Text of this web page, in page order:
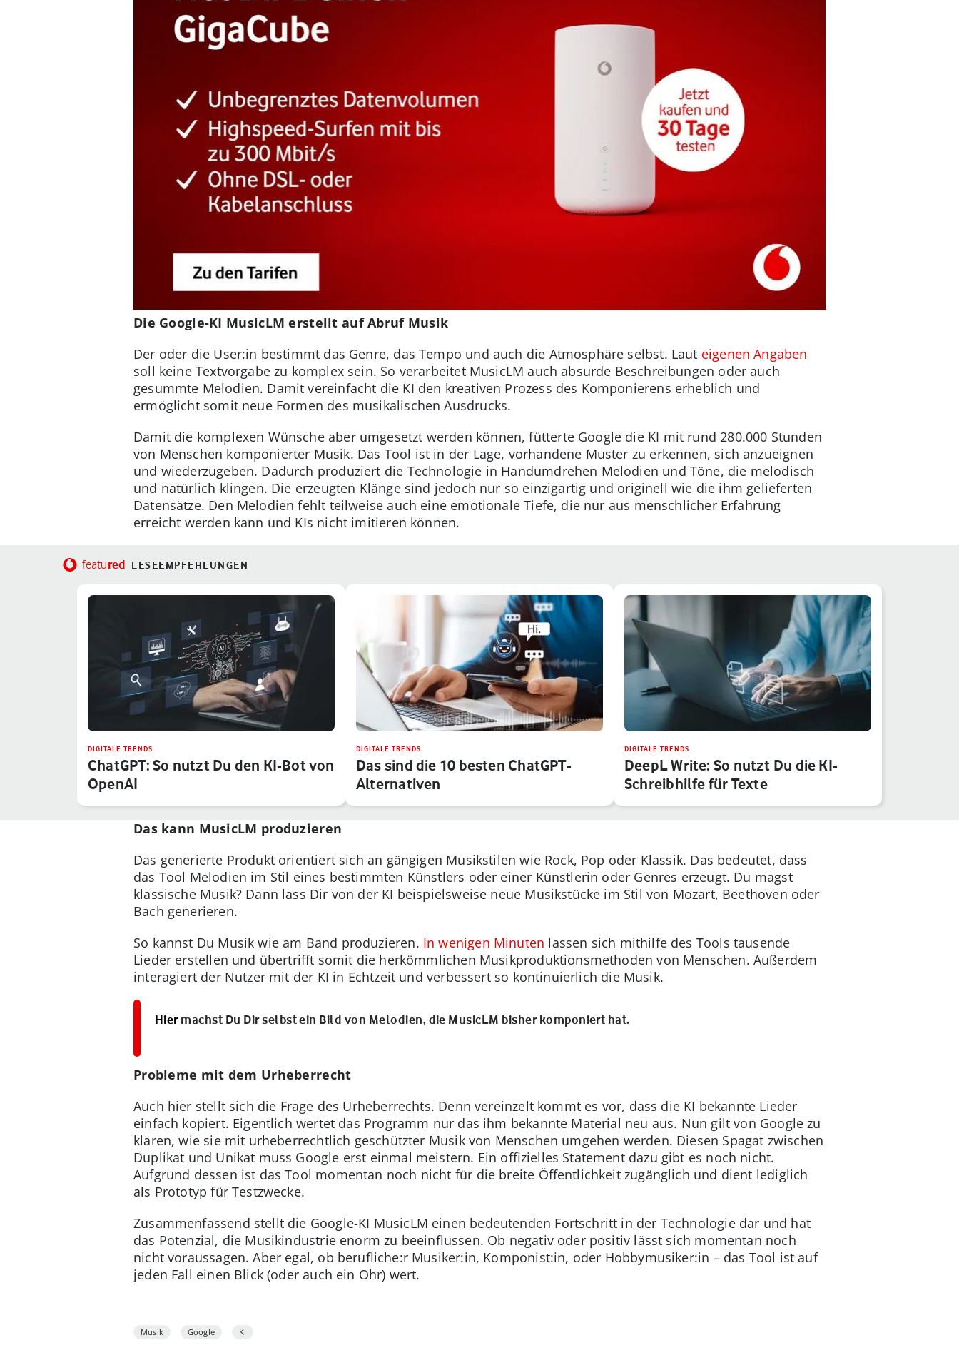
Die Google-KI MusicLM erstellt auf Abruf Musik
Der oder die User:in bestimmt das Genre, das Tempo und auch die Atmosphäre selbst. Laut eigenen Angaben
soll keine Textvorgabe zu komplex sein. So verarbeitet MusicLM auch absurde Beschreibungen oder auch
gesummte Melodien. Damit vereinfacht die KI den kreativen Prozess des Komponierens erheblich und
ermöglicht somit neue Formen des musikalischen Ausdrucks.
Damit die komplexen Wünsche aber umgesetzt werden können, fütterte Google die KI mit rund 280.000 Stunden
von Menschen komponierter Musik. Das Tool ist in der Lage, vorhandene Muster zu erkennen, sich anzueignen
und wiederzugeben. Dadurch produziert die Technologie in Handumdrehen Melodien und Töne, die melodisch
und natürlich klingen. Die erzeugten Klänge sind jedoch nur so einzigartig und originell wie die ihm gelieferten
Datensätze. Den Melodien fehlt teilweise auch eine emotionale Tiefe, die nur aus menschlicher Erfahrung
erreicht werden kann und KIs nicht imitieren können.
featured LESEEMPFEHLUNGEN
DIGITALE TRENDS
ChatGPT: So nutzt Du den KI-Bot von
OpenAI
DIGITALE TRENDS
Das sind die 10 besten ChatGPT-
Alternativen
DIGITALE TRENDS
DeepL Write: So nutzt Du die KI-
Schreibhilfe für Texte
Das kann MusicLM produzieren
Das generierte Produkt orientiert sich an gängigen Musikstilen wie Rock, Pop oder Klassik. Das bedeutet, dass
das Tool Melodien im Stil eines bestimmten Künstlers oder einer Künstlerin oder Genres erzeugt. Du magst
klassische Musik? Dann lass Dir von der KI beispielsweise neue Musikstücke im Stil von Mozart, Beethoven oder
Bach generieren.
So kannst Du Musik wie am Band produzieren. In wenigen Minuten lassen sich mithilfe des Tools tausende
Lieder erstellen und übertrifft somit die herkömmlichen Musikproduktionsmethoden von Menschen. Außerdem
interagiert der Nutzer mit der KI in Echtzeit und verbessert so kontinuierlich die Musik.
Hiermachst Du Dir selbst ein Bild von Melodien, die MusicLM bisher komponiert hat.
Probleme mit dem Urheberrecht
Auch hier stellt sich die Frage des Urheberrechts. Denn vereinzelt kommt es vor, dass die KI bekannte Lieder
einfach kopiert. Eigentlich wertet das Programm nur das ihm bekannte Material neu aus. Nun gilt von Google zu
klären, wie sie mit urheberrechtlich geschützter Musik von Menschen umgehen werden. Diesen Spagat zwischen
Duplikat und Unikat muss Google erst einmal meistern. Ein offizielles Statement dazu gibt es noch nicht.
Aufgrund dessen ist das Tool momentan noch nicht für die breite Öffentlichkeit zugänglich und dient lediglich
als Prototyp für Testzwecke.
Zusammenfassend stellt die Google-KI MusicLM einen bedeutenden Fortschritt in der Technologie dar und hat
das Potenzial, die Musikindustrie enorm zu beeinflussen. Ob negativ oder positiv lässt sich momentan noch
nicht voraussagen. Aber egal, ob berufliche:r Musiker:in, Komponist:in, oder Hobbymusiker:in – das Tool ist auf
jeden Fall einen Blick (oder auch ein Ohr) wert.
Musik Google Ki